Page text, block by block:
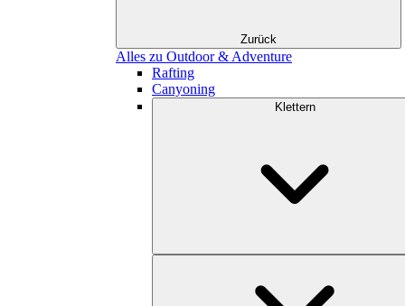
Zurück
Alles zu Outdoor & Adventure
Rafting
Canyoning
Klettern